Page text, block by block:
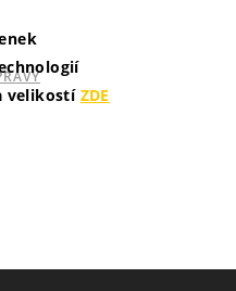
SPORTY
velikostí ZDE